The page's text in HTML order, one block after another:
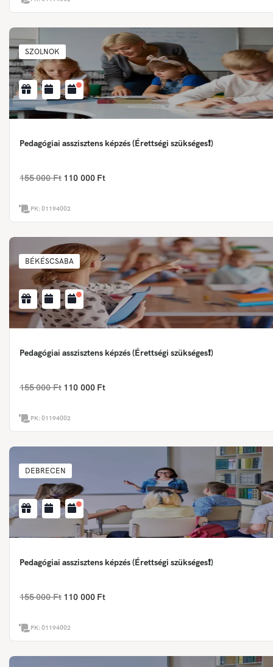
SZOLNOK
Pedagógiai asszisztens képzés (Érettségi szükséges❗)
155 000 Ft 110 000 Ft
PK:01194002
BÉKÉSCSABA
Pedagógiai asszisztens képzés (Érettségi szükséges❗)
155 000 Ft 110 000 Ft
PK:01194002
DEBRECEN
Pedagógiai asszisztens képzés (Érettségi szükséges❗)
155 000 Ft 110 000 Ft
PK:01194002